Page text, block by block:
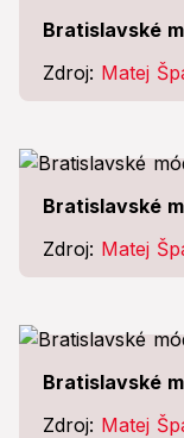
Bratislavské
Zdroj: Matej
Bratislavské
Zdroj: Matej
Bratislavské
Zdroj: Matej